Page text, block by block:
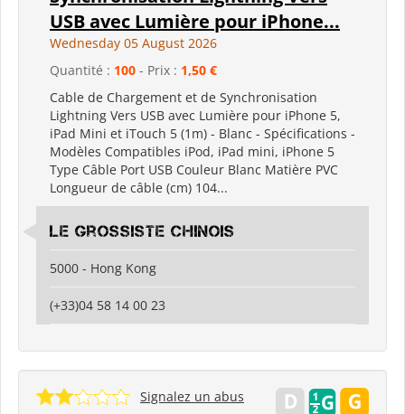
USB avec Lumière pour iPhone...
Wednesday 05 August 2026
Quantité : 100 - Prix : 1,50 €
Cable de Chargement et de Synchronisation
Lightning Vers USB avec Lumière pour iPhone 5,
iPad Mini et iTouch 5 (1m) - Blanc - Spécifications -
Modèles Compatibles iPod, iPad mini, iPhone 5
Type Câble Port USB Couleur Blanc Matière PVC
Longueur de câble (cm) 104...
Le grossiste chinois
5000 - Hong Kong
(+33)04 58 14 00 23
Signalez un abus